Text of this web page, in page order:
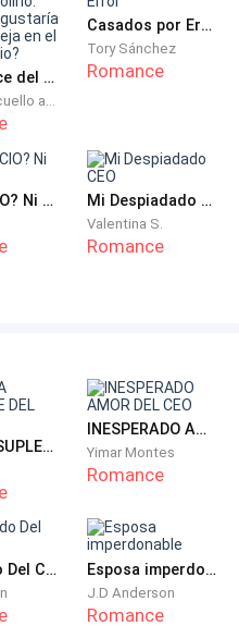
de la marca y busca,
y veas quien es*
eso. Pero para
benditas redes
vas a tener clase, suerte
modelos, hasta que veo
ayer, pero no lo
de las fotos, pero
la marca y no veo
pero veo que no lo
han mencionado a la
que me llamo la
El romance del dulce remolino: Señor, ¿le gustaría ser mi pareja en el matrimonio?
Casados por Error
Tory Sánchez
Romance
¿DIVORCIO? Ni pensar Mi Despiadado CEO
Valentina S.
Romance
ESPOSA SUPLENTE DEL CEO
INESPERADO AMOR DEL CEO
Yimar Montes
Romance
El Pecado Del CEO Esposa imperdonable
J.D Anderson
Romance